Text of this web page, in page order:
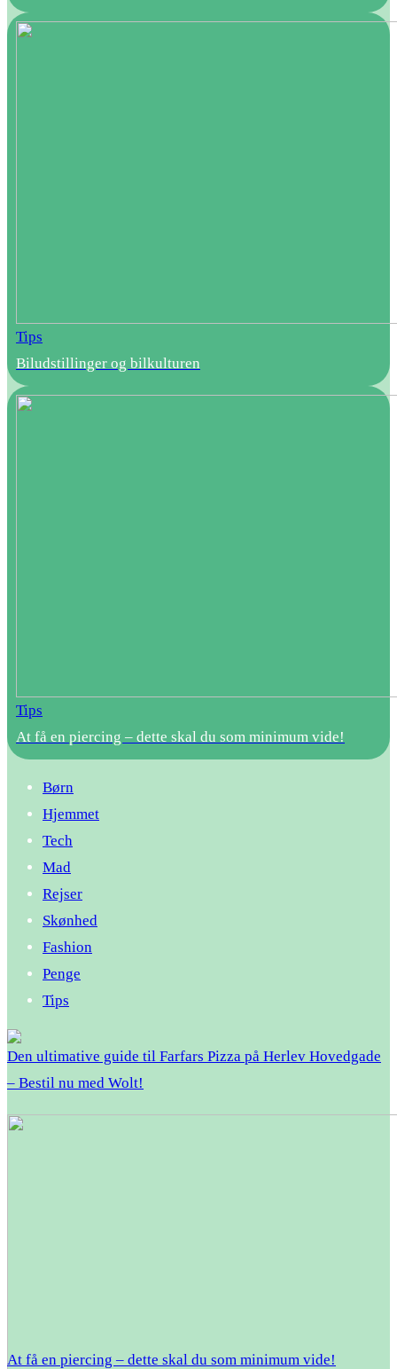
Tips
Biludstillinger og bilkulturen
Tips
At få en piercing – dette skal du som minimum vide!
Børn
Hjemmet
Tech
Mad
Rejser
Skønhed
Fashion
Penge
Tips
Den ultimative guide til Farfars Pizza på Herlev Hovedgade
– Bestil nu med Wolt!
At få en piercing – dette skal du som minimum vide!